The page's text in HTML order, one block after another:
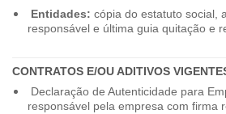
Entidades: cópia do estatuto social,
responsável e última guia quitação e
CONTRATOS E/OU ADITIVOS
Declaração de Autenticidade para
responsável pela empresa com firma